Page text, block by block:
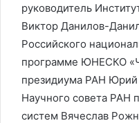
руководитель
Виктор Данилов-
Российского
программе ЮНЕСКО
президиума РАН Юрий
Научного совета РАН
систем Вячеслав